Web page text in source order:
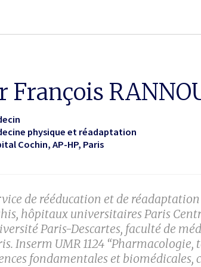
François
physique et réadaptation
Cochin, AP-HP Paris
de rééducation et de
hôpitaux universitaires Paris
Paris-Descartes, faculté de
Inserm UMR 1124
fondamentales et biomédicales,